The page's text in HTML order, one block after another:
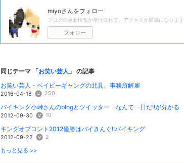
miyoさんをフォロー
ブログの更新情報が受け取れて、アクセスが簡単になります
フォロー
同じテーマ 「お笑い芸人 」 の記事
お笑い芸人・ベイビーギャングの北見、事務所解雇
2016-04-18 250
バイキング小峠さんのblogとツイッター なんて一日だ!!が分かる
2012-09-30 10
キングオブコント2012優勝はバイきんぐ!!バイキング
2012-09-22 2
もっと見る >>